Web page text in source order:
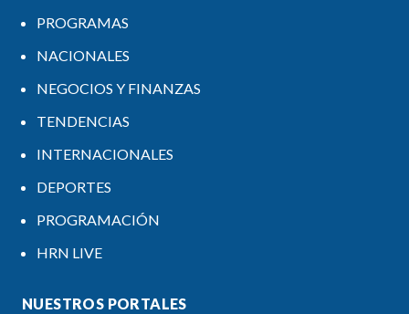
PROGRAMAS
NACIONALES
NEGOCIOS Y FINANZAS
TENDENCIAS
INTERNACIONALES
DEPORTES
PROGRAMACIÓN
HRN LIVE
NUESTROS PORTALES